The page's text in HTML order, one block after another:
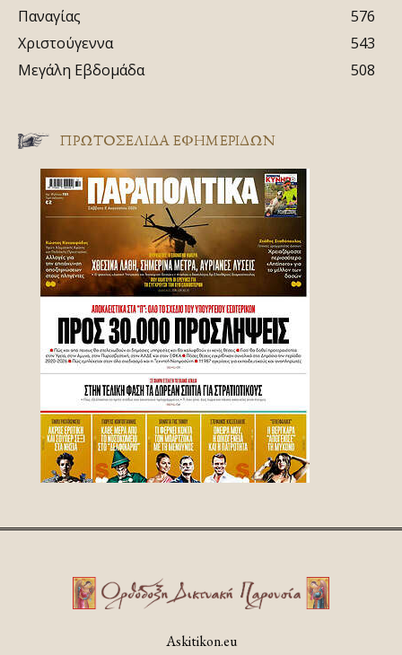
Παναγίας
576
Χριστούγεννα
543
Μεγάλη Εβδομάδα
508
ΠΡΩΤΟΣΈΛΙΔΑ ΕΦΗΜΕΡΊΔΩΝ
Askitikon.eu